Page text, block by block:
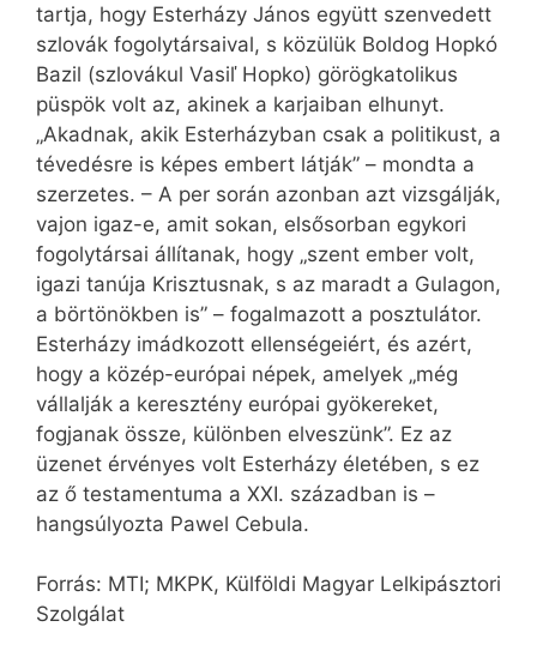
tartja, hogy Esterházy János együtt szenvedett
szlovák fogolytársaival, s közülük Boldog Hopkó
Bazil (szlovákul Vasiľ Hopko) görögkatolikus
püspök volt az, akinek a karjaiban elhunyt.
„Akadnak, akik Esterházyban csak a politikust, a
tévedésre is képes embert látják” – mondta a
szerzetes. – A per során azonban azt vizsgálják,
vajon igaz-e, amit sokan, elsősorban egykori
fogolytársai állítanak, hogy „szent ember volt,
igazi tanúja Krisztusnak, s az maradt a Gulagon,
a börtönökben is” – fogalmazott a posztulátor.
Esterházy imádkozott ellenségeiért, és azért,
hogy a közép-európai népek, amelyek „még
vállalják a keresztény európai gyökereket,
fogjanak össze, különben elveszünk”. Ez az
üzenet érvényes volt Esterházy életében, s ez
az ő testamentuma a XXI. században is –
hangsúlyozta Pawel Cebula.
Forrás: MTI; MKPK, Külföldi Magyar Lelkipásztori
Szolgálat